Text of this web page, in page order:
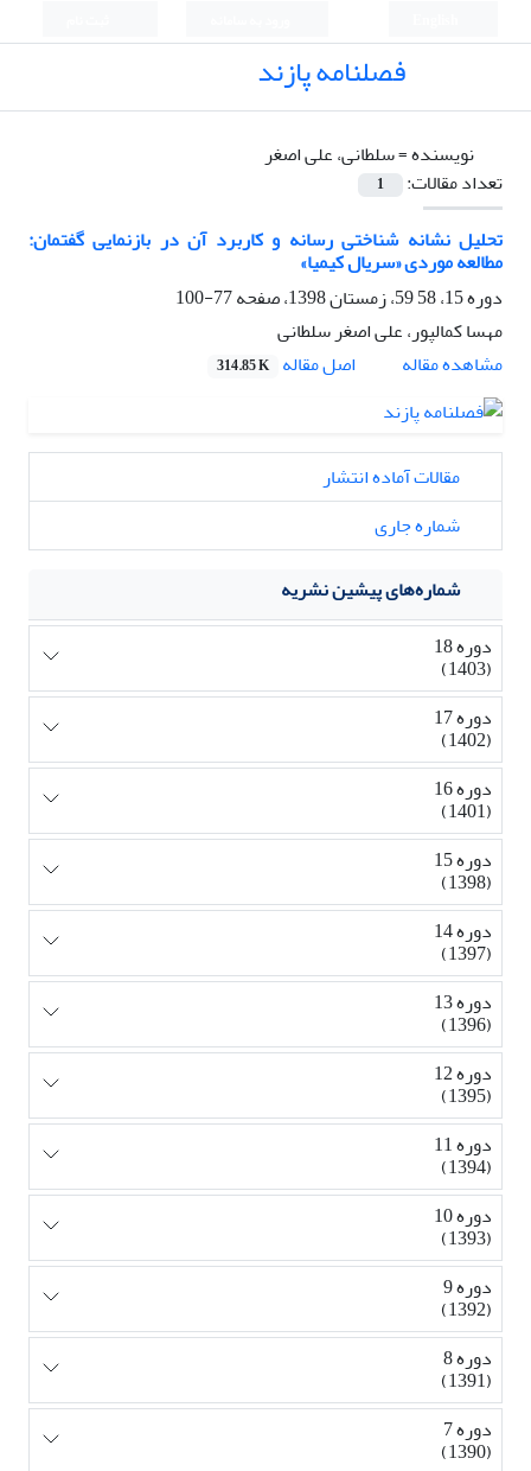
فصلنامه پازند
نویسنده =سلطانی، علی اصغر
تعداد مقالات:
1
تحلیل نشانه شناختی رسانه و کاربرد آن در بازنمایی گفتمان:
مطالعه موردی «سریال کیمیا»
دوره 15، 58 59، زمستان 1398، صفحه
77-100
مهسا کمالپور، علی اصغر سلطانی
مشاهده مقاله
اصل مقاله 314.85 K
مقالات آماده انتشار
شماره جاری
شماره‌های پیشین نشریه
دوره 18
(1403)
دوره 17
(1402)
دوره 16
(1401)
دوره 15
(1398)
دوره 14
(1397)
دوره 13
(1396)
دوره 12
(1395)
دوره 11
(1394)
دوره 10
(1393)
دوره 9
(1392)
دوره 8
(1391)
دوره 7
(1390)